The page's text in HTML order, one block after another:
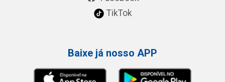
TikTok
Baixe já nosso APP